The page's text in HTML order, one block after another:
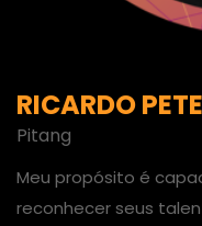
RICARDO
Pitang
Meu propósito é
reconhecer seus